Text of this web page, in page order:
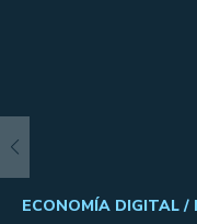
ECONOMÍA DIGITAL /